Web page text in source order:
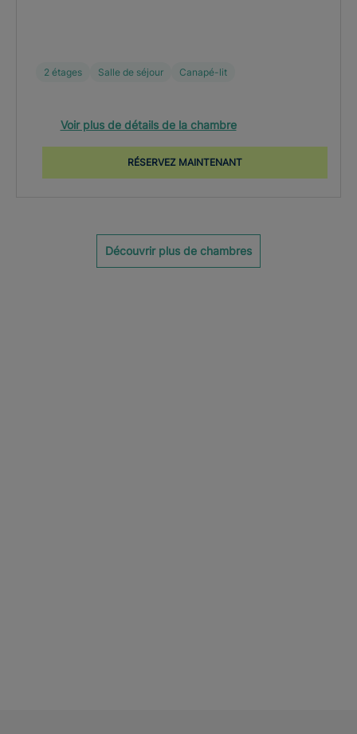
2 étages Salle de séjour Canapé-lit
Voir plus de détails de la chambre
RÉSERVEZ MAINTENANT
Découvrir plus de chambres